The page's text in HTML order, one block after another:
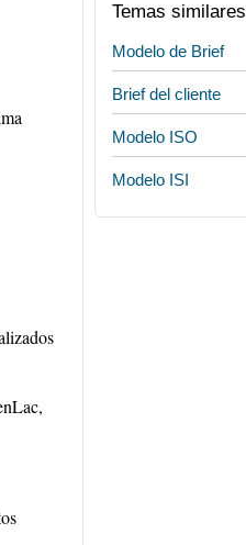
Temas similares
Modelo de Brief
Brief del cliente
Modelo ISO
Modelo ISI